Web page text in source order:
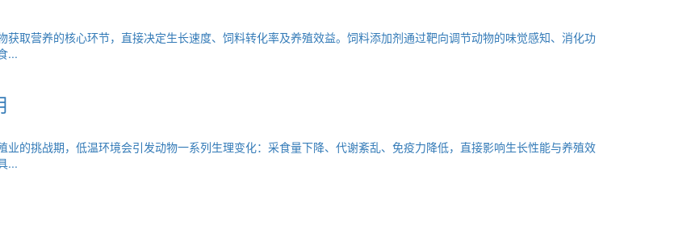
取营养的核心环节，直接决定生长速度、饲料转化率及养殖效益。饲料添加剂通过靶向调节动物的味觉感知、消化功
...
的挑战期，低温环境会引发动物一系列生理变化：采食量下降、代谢紊乱、免疫力降低，直接影响生长性能与养殖效
...